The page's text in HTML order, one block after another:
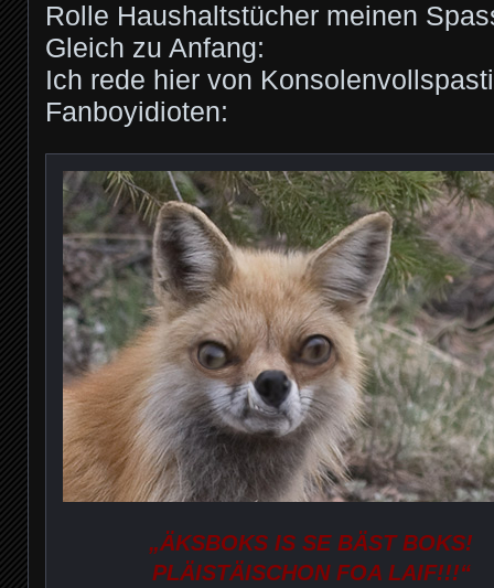
Rolle Haushaltstücher meinen
Gleich zu Anfang:
Ich rede hier von
Fanboyidioten:
„ÄKSBOKS IS SE BÄST BOKS!
PLÄISTÄISCHON FOA LAIF!!!“